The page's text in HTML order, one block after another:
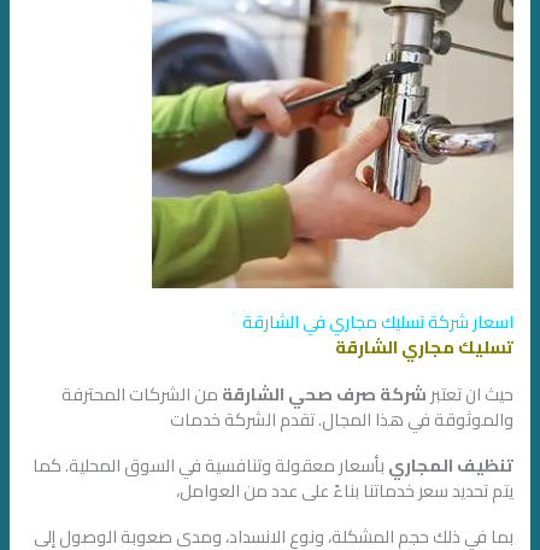
اسعار شركة تسليك مجاري في الشارقة
تسليك مجاري الشارقة
حيث ان تعتبرشركة صرف صحي الشارقةمن الشركات المحترفة
والموثوقة في هذا المجال. تقدم الشركة خدمات
تنظيف المجاريبأسعار معقولة وتنافسية في السوق المحلية. كما
يتم تحديد سعر خدماتنا بناءً على عدد من العوامل،
بما في ذلك حجم المشكلة، ونوع الانسداد، ومدى صعوبة الوصول إلى